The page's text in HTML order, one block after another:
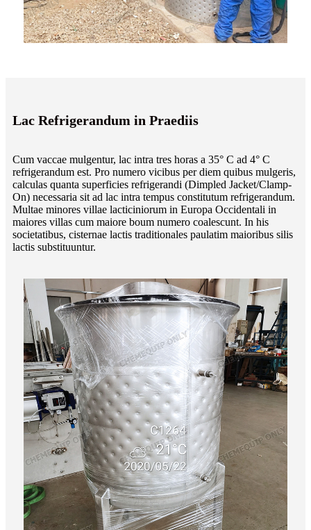
Lac Refrigerandum in Praediis
Cum vaccae mulgentur, lac intra tres horas a 35° C ad 4° C
refrigerandum est. Pro numero vicibus per diem quibus mulgeris,
calculas quanta superficies refrigerandi (Dimpled Jacket/Clamp-
On) necessaria sit ad lac intra tempus constitutum refrigerandum.
Multae minores villae lacticiniorum in Europa Occidentali in
maiores villas cum maiore boum numero coalescunt. In his
societatibus, cisternae lactis traditionales paulatim maioribus silis
lactis substituuntur.